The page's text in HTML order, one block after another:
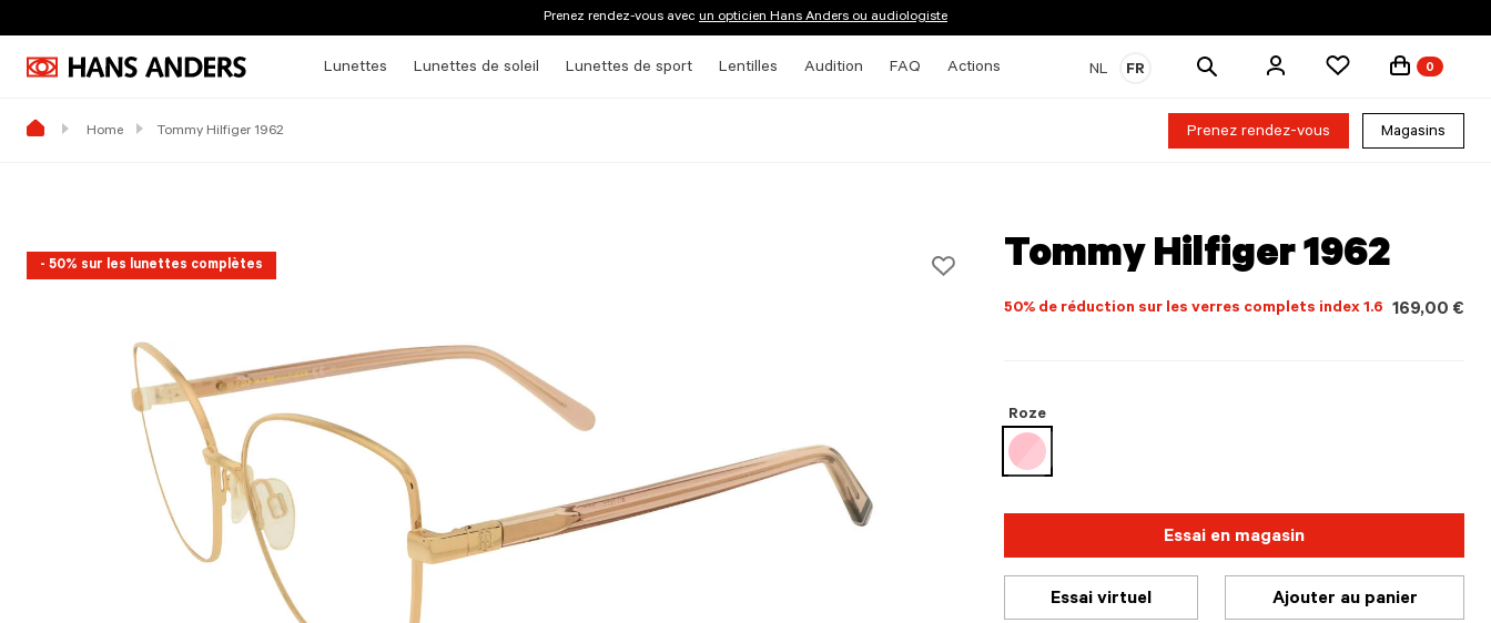
Prenez rendez-vous avec un opticien Hans Anders ou audiologiste
Lunettes Lunettes de soleil Lunettes de sport Lentilles Audition FAQ Actions NL FR
Rechercher
0
Home Tommy Hilfiger 1962 Prenez rendez-vous Magasins
- 50% sur les lunettes complètes Tommy Hilfiger 1962
50% de réduction sur les verres complets index 1.6 169,00 €
Roze
sélectionné
Essai en magasin
Essai virtuel Ajouter au panier